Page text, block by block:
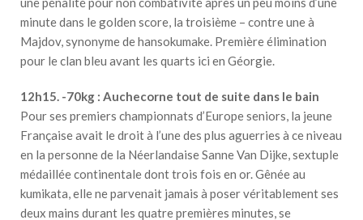
minute dans le golden score, la troisième – contre une à
Majdov, synonyme de hansokumake. Première élimination
pour le clan bleu avant les quarts ici en Géorgie.
12h15. -70kg : Auchecorne tout de suite dans le bain
Pour ses premiers championnats d’Europe seniors, la jeune
Française avait le droit à l’une des plus aguerries à ce niveau
en la personne de la Néerlandaise Sanne Van Dijke, sextuple
médaillée continentale dont trois fois en or. Gênée au
kumikata, elle ne parvenait jamais à poser véritablement ses
deux mains durant les quatre premières minutes, se